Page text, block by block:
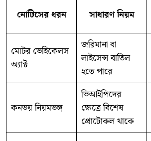
নোটিসের ধরন সাধারণ নিয়ম
মোটর ভেহিকেলস
অ্যাক্ট
জরিমানা বা
লাইসেন্স বাতিল
হতে পারে
কনভয় নিয়মভঙ্গ
ভিআইপিদের
ক্ষেত্রে বিশেষ
প্রোটোকল থাকে